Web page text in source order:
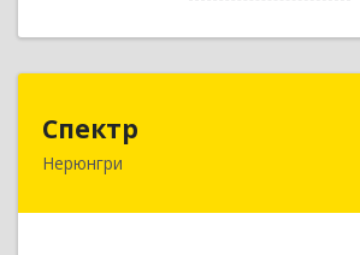
Спектр
Нерюнгри
678960, Саха /Якутия/ Респ,